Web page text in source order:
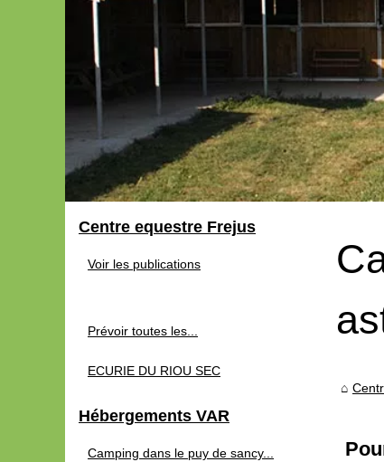
Centre equestre Frejus
Voir les publications
Prévoir toutes les...
ECURIE DU RIOU SEC
Hébergements VAR
Camping dans le puy de sancy...